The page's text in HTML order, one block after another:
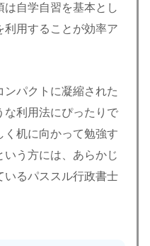
は自学自習を基本とし
利用することが効率ア
パクトに凝縮された
な利用法にぴったりで
く机に向かって勉強す
いう方には、あらかじ
いるパススル行政書士